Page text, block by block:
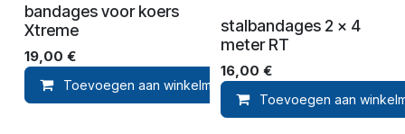
bandages voor koers
Xtreme
19,00 €
Toevoegen aan winkelmandje Toevoegen aan
stalbandages 2 x 4
meter RT
16,00 €
Toevoegen aan